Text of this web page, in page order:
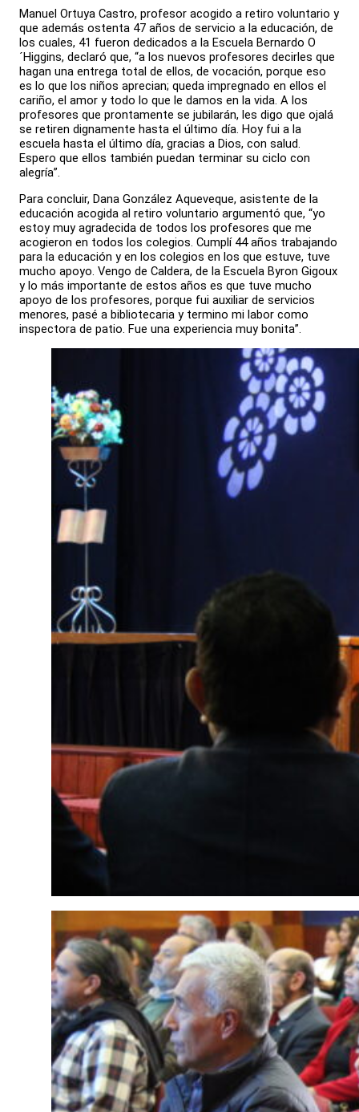
Manuel Ortuya Castro, profesor acogido a retiro voluntario y
que además ostenta 47 años de servicio a la educación, de
los cuales, 41 fueron dedicados a la Escuela Bernardo O
´Higgins, declaró que, “a los nuevos profesores decirles que
hagan una entrega total de ellos, de vocación, porque eso
es lo que los niños aprecian; queda impregnado en ellos el
cariño, el amor y todo lo que le damos en la vida. A los
profesores que prontamente se jubilarán, les digo que ojalá
se retiren dignamente hasta el último día. Hoy fui a la
escuela hasta el último día, gracias a Dios, con salud.
Espero que ellos también puedan terminar su ciclo con
alegría”.
Para concluir, Dana González Aqueveque, asistente de la
educación acogida al retiro voluntario argumentó que, “yo
estoy muy agradecida de todos los profesores que me
acogieron en todos los colegios. Cumplí 44 años trabajando
para la educación y en los colegios en los que estuve, tuve
mucho apoyo. Vengo de Caldera, de la Escuela Byron Gigoux
y lo más importante de estos años es que tuve mucho
apoyo de los profesores, porque fui auxiliar de servicios
menores, pasé a bibliotecaria y termino mi labor como
inspectora de patio. Fue una experiencia muy bonita”.